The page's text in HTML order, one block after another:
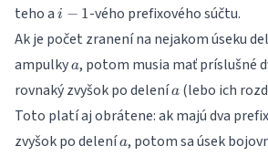
teho a i-
1
i − 1-vého prefixového súčtu.
Ak je počet zranení na nejakom úseku
ampulkya
a, potom musia mať príslušné
rovnaký zvyšok po delenía
a (lebo ich
Toto platí aj obrátene: ak majú dva
zvyšok po delenía
a, potom sa úsek